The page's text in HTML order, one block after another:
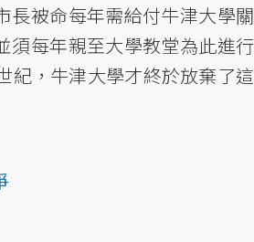
長被命每年需給付牛津大學關
須每年親至大學教堂為此進行
紀，牛津大學才終於放棄了這